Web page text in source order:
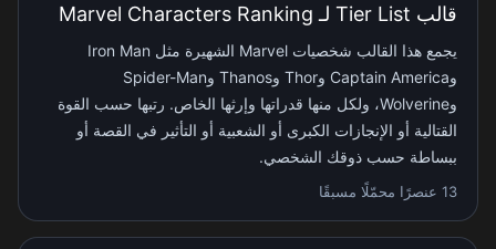
قالب Tier List لـ Marvel Characters Ranking
يجمع هذا القالب شخصيات Marvel الشهيرة مثل Iron Man
وCaptain America وThor وThanos وSpider-Man
وWolverine، ولكل منها قدراتها وإرثها الخاص. رتبها حسب القوة
القتالية أو الإنجازات الكبرى أو الشعبية أو التأثير في القصة أو
ببساطة حسب ذوقك الشخصي.
13 عنصرًا محمّلًا مسبقًا